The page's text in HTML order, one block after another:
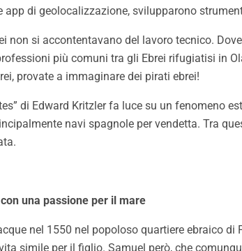
app di geolocalizzazione, svilupparono
non si accontentavano del lavoro tecnico.
più comuni tra gli Ebrei rifugiatisi in
provate a immaginare dei pirati ebrei!
di Edward Kritzler fa luce su un fenomeno
navi spagnole per vendetta. Tra
una passione per il mare
nel 1550 nel popoloso quartiere ebraico
simile per il figlio. Samuel però, che